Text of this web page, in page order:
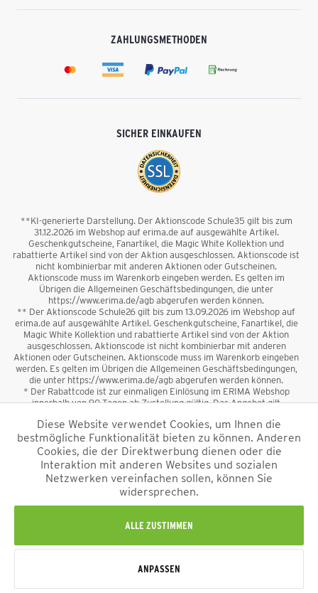
ZAHLUNGSMETHODEN
SICHER EINKAUFEN
**KI-generierte Darstellung. Der Aktionscode Schule35 gilt bis zum
31.12.2026 im Webshop auf erima.de auf ausgewählte Artikel.
Geschenkgutscheine, Fanartikel, die Magic White Kollektion und
rabattierte Artikel sind von der Aktion ausgeschlossen. Aktionscode ist
nicht kombinierbar mit anderen Aktionen oder Gutscheinen.
Aktionscode muss im Warenkorb eingeben werden. Es gelten im
Übrigen die Allgemeinen Geschäftsbedingungen, die unter
https://www.erima.de/agb abgerufen werden können.
** Der Aktionscode Schule26 gilt bis zum 13.09.2026 im Webshop auf
erima.de auf ausgewählte Artikel. Geschenkgutscheine, Fanartikel, die
Magic White Kollektion und rabattierte Artikel sind von der Aktion
ausgeschlossen. Aktionscode ist nicht kombinierbar mit anderen
Aktionen oder Gutscheinen. Aktionscode muss im Warenkorb eingeben
werden. Es gelten im Übrigen die Allgemeinen Geschäftsbedingungen,
die unter https://www.erima.de/agb abgerufen werden können.
* Der Rabattcode ist zur einmaligen Einlösung im ERIMA Webshop
innerhalb von 90 Tagen ab Zustellung gültig. Das Angebot gilt
sowie Geschenkgutscheine sind vom Rabatt ausgeschlossen. Der
Rabattcode ist nicht mit anderen Aktionen oder Gutscheinen
kombinierbar. Der Mindestbestellwert beträgt 50 €
*Alle Preise verstehen sich inkl. Mehrwertsteuer und zzgl.
und ggf. Nachnahmegebühren, wenn nicht anders
beschrieben.
Alle Rechte vorbehalten © 2026
Diese Website verwendet Cookies, um Ihnen die
bestmögliche Funktionalität bieten zu können. Anderen
Cookies, die der Direktwerbung dienen oder die
Interaktion mit anderen Websites und sozialen
Netzwerken vereinfachen sollen, können Sie
widersprechen.